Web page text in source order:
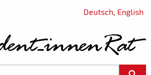
Deutsch, English